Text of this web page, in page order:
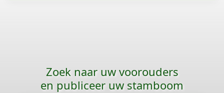
Zoek naar uw voorouders
en publiceer uw stamboom